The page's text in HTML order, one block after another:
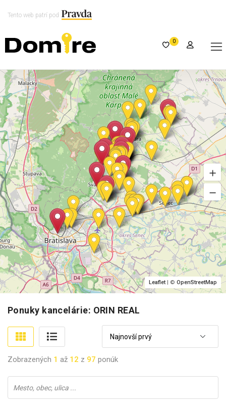
Tento web patrí pod
0
Ponuky kancelárie: ORIN REAL
Najnovší prvý
Zobrazených 1 až 12 z 97 ponúk
Leaflet| © OpenStreetMap